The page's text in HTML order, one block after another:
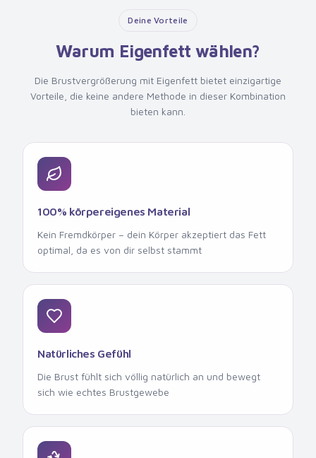
Deine Vorteile
Warum Eigenfett wählen?
Die Brustvergrößerung mit Eigenfett bietet einzigartige
Vorteile, die keine andere Methode in dieser Kombination
bieten kann.
100% körpereigenes Material
Kein Fremdkörper – dein Körper akzeptiert das Fett
optimal, da es von dir selbst stammt
Natürliches Gefühl
Die Brust fühlt sich völlig natürlich an und bewegt
sich wie echtes Brustgewebe